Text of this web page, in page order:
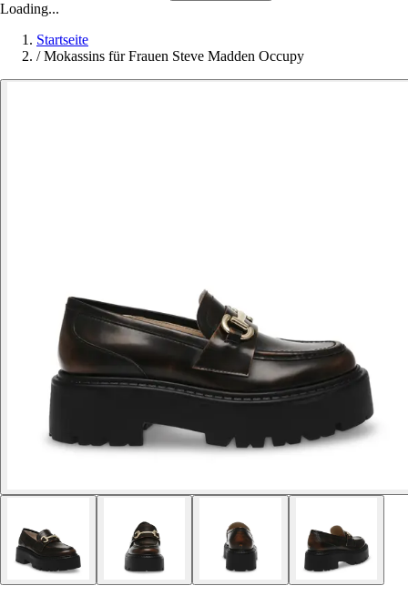
Loading...
Startseite
/ Mokassins für Frauen Steve Madden Occupy